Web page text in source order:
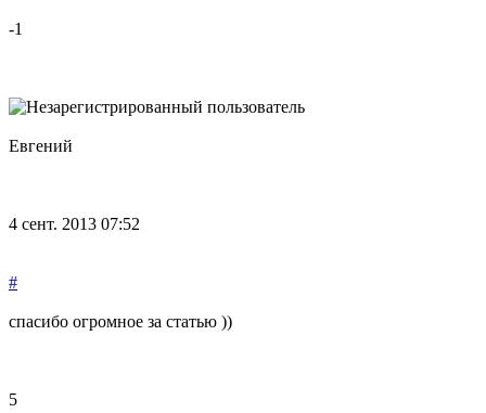
-1
Евгений
4 сент. 2013 07:52
#
спасибо огромное за статью ))
5